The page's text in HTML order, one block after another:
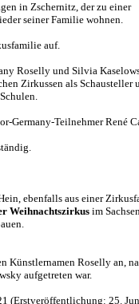
in Zschernitz, der zu einer
seiner Familie wohnen.
auf.
Roselly und Silvia
Zirkussen als Schausteller
Germany-Teilnehmer René
ebenfalls aus einer
Weihnachtszirkus im
Künstlernamen Roselly an,
aufgetreten war.
(Erstveröffentlichung: 25.